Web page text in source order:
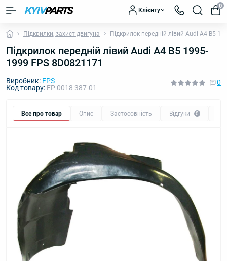
Клієнту
0
Підкрилки, захист двигуна Підкрилок передній лівий Audi A4 B5
Підкрилок передній лівий Audi A4 B5 1995-
1999 FPS 8D0821171
Виробник: FPS
Код товару: FP 0018 387-01
0
Все про товар Опис Застосовність Відгуки 0